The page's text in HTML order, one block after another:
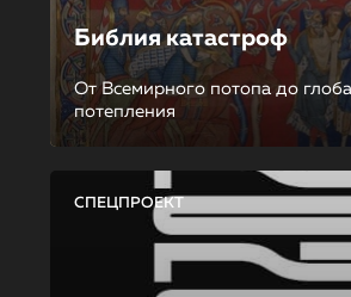
Библия катастроф
От Всемирного потопа до
потепления
СПЕЦПРОЕКТ